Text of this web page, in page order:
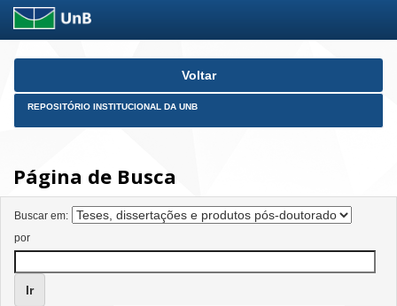
Skip
Voltar
REPOSITÓRIO INSTITUCIONAL DA UNB
Página de Busca
Buscar em:
por